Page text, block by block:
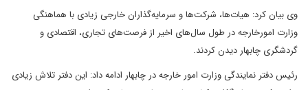
وی بیان کرد: هیات‌ها، شرکت‌ها و سرمایه‌گذاران خارجی زیادی با هماهنگی
وزارت امورخارجه در طول سال‌های اخیر از فرصت‌های تجاری، اقتصادی و
گردشگری چابهار دیدن کردند.
رئیس دفتر نمایندگی وزارت امور خارجه در چابهار ادامه داد: این دفتر تلاش زیادی